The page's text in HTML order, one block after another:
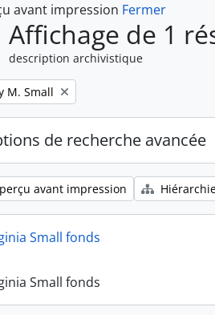
avant impression Fermer
Affichage de 1
description archivistique
filter:
M. Small
de recherche avancée
avant impression
Small fonds
Small fonds